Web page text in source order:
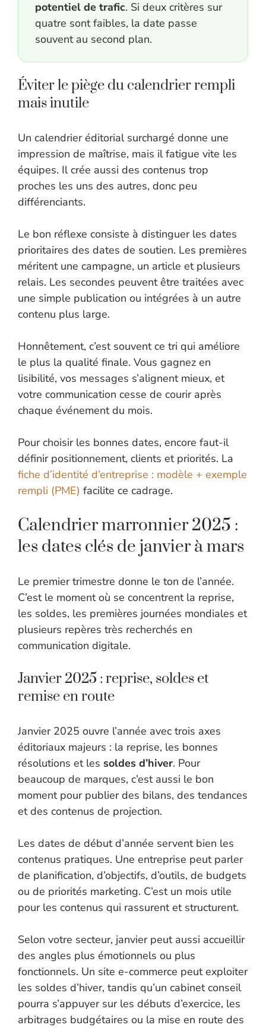
potentiel de trafic. Si deux critères sur
quatre sont faibles, la date passe
souvent au second plan.
Éviter le piège du calendrier rempli
mais inutile
Un calendrier éditorial surchargé donne une
impression de maîtrise, mais il fatigue vite les
équipes. Il crée aussi des contenus trop
proches les uns des autres, donc peu
différenciants.
Le bon réflexe consiste à distinguer les dates
prioritaires des dates de soutien. Les premières
méritent une campagne, un article et plusieurs
relais. Les secondes peuvent être traitées avec
une simple publication ou intégrées à un autre
contenu plus large.
Honnêtement, c’est souvent ce tri qui améliore
le plus la qualité finale. Vous gagnez en
lisibilité, vos messages s’alignent mieux, et
votre communication cesse de courir après
chaque événement du mois.
Pour choisir les bonnes dates, encore faut-il
définir positionnement, clients et priorités. La
fiche d’identité d’entreprise : modèle + exemple
rempli (PME) facilite ce cadrage.
Calendrier marronnier 2025 :
les dates clés de janvier à mars
Le premier trimestre donne le ton de l’année.
C’est le moment où se concentrent la reprise,
les soldes, les premières journées mondiales et
plusieurs repères très recherchés en
communication digitale.
Janvier 2025 : reprise, soldes et
remise en route
Janvier 2025 ouvre l’année avec trois axes
éditoriaux majeurs : la reprise, les bonnes
résolutions et les soldes d’hiver. Pour
beaucoup de marques, c’est aussi le bon
moment pour publier des bilans, des tendances
et des contenus de projection.
Les dates de début d’année servent bien les
contenus pratiques. Une entreprise peut parler
de planification, d’objectifs, d’outils, de budgets
ou de priorités marketing. C’est un mois utile
pour les contenus qui rassurent et structurent.
Selon votre secteur, janvier peut aussi accueillir
des angles plus émotionnels ou plus
fonctionnels. Un site e-commerce peut exploiter
les soldes d’hiver, tandis qu’un cabinet conseil
pourra s’appuyer sur les débuts d’exercice, les
arbitrages budgétaires ou la mise en route des